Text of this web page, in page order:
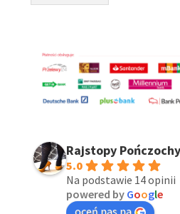
Rajstopy
5.0
Na podstawie 14 opinii
powered by Google
oceń nas na